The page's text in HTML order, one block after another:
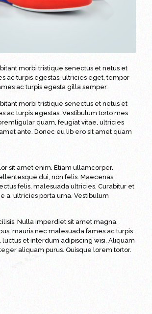
morbi tristique senectus et netus et
ac turpis egestas, ultricies eget, tempor
ac turpis egesta gilla semper.
morbi tristique senectus et netus et
ac turpis egestas. Vestibulum torto mes
quam, feugiat vitae, ultricies
ante. Donec eu lib ero sit amet quam
sit amet enim. Etiam ullamcorper.
dui, non felis. Maecenas
felis, malesuada ultricies. Curabitur et
a, ultricies porta urna. Vestibulum
Nulla imperdiet sit amet magna.
mauris nec malesuada fames ac turpis
luctus et interdum adipiscing wisi. Aliquam
aliquam purus. Quisque lorem tortor.